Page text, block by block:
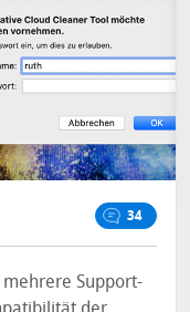
34
Support-